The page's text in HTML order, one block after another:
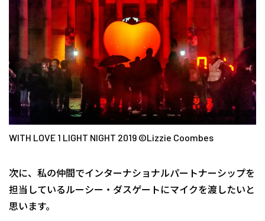
WITH LOVE 1 LIGHT NIGHT 2019 ©Lizzie Coombes
次に、私の仲間でインターナショナルパートナーシップを
担当しているルーシー・ダスゲートにマイクを渡したいと
思います。